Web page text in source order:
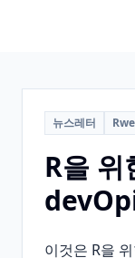
뉴스레터
R을
이것은 R을